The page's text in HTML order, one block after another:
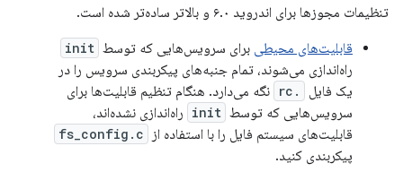
تنظیمات مجوزها برای اندروید ۶.۰ و بالاتر ساده‌تر شده است.
قابلیت‌های محیطی برای سرویس‌هایی که توسط init
راه‌اندازی می‌شوند، تمام جنبه‌های پیکربندی سرویس را در
یک فایل
.rc
نگه می‌دارد. هنگام تنظیم قابلیت‌ها برای
سرویس‌هایی که توسط init راه‌اندازی نشده‌اند،
قابلیت‌های سیستم فایل را با استفاده از
fs_config.c
پیکربندی کنید.